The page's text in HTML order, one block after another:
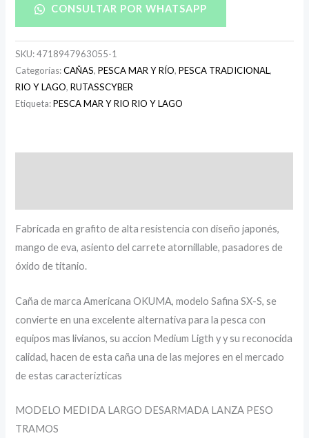
CONSULTAR POR WHATSAPP
SKU:4718947963055-1
Categorías:CAÑAS,PESCA MAR Y RÍO,PESCA TRADICIONAL,
RIO Y LAGO,RUTASSCYBER
Etiqueta:PESCA MAR Y RIO RIO Y LAGO
Fabricada en grafito de alta resistencia con diseño japonés,
mango de eva, asiento del carrete atornillable, pasadores de
óxido de titanio.
Caña de marca Americana OKUMA, modelo Safina SX-S, se
convierte en una excelente alternativa para la pesca con
equipos mas livianos, su accion Medium Ligth y y su reconocida
calidad, hacen de esta caña una de las mejores en el mercado
de estas caracterizticas
MODELO MEDIDA LARGO DESARMADA LANZA PESO
TRAMOS